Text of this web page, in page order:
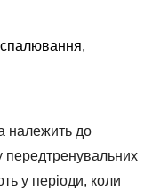
належить до
передтренувальних
у періоди, коли